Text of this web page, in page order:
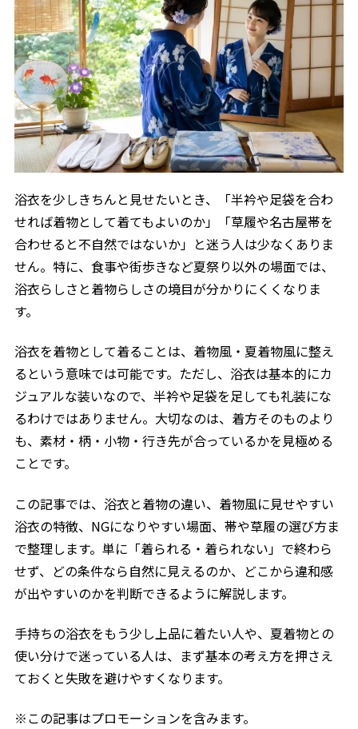
浴衣を少しきちんと見せたいとき、「半衿や足袋を合わ
せれば着物として着てもよいのか」「草履や名古屋帯を
合わせると不自然ではないか」と迷う人は少なくありま
せん。特に、食事や街歩きなど夏祭り以外の場面では、
浴衣らしさと着物らしさの境目が分かりにくくなりま
す。
浴衣を着物として着ることは、着物風・夏着物風に整え
るという意味では可能です。ただし、浴衣は基本的にカ
ジュアルな装いなので、半衿や足袋を足しても礼装にな
るわけではありません。大切なのは、着方そのものより
も、素材・柄・小物・行き先が合っているかを見極める
ことです。
この記事では、浴衣と着物の違い、着物風に見せやすい
浴衣の特徴、NGになりやすい場面、帯や草履の選び方ま
で整理します。単に「着られる・着られない」で終わら
せず、どの条件なら自然に見えるのか、どこから違和感
が出やすいのかを判断できるように解説します。
手持ちの浴衣をもう少し上品に着たい人や、夏着物との
使い分けで迷っている人は、まず基本の考え方を押さえ
ておくと失敗を避けやすくなります。
※この記事はプロモーションを含みます。
3.4.1 浴衣風に着る時の透け対策
3.5 単 衣 浴衣として着る注意点
3.5.1 単衣を浴衣風にする季節感
3.6 浴衣を着物風に着る前に確認したい実例と判断基準
3.6.1 よくある質問
3.7
浴衣を着物として着る時のまとめ